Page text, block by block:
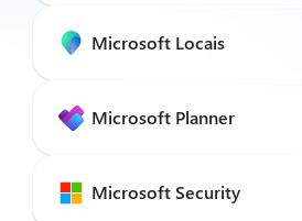
Microsoft Locais
Microsoft Planner
Microsoft Security